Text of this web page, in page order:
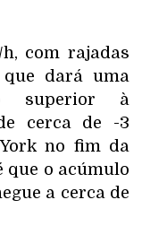
com rajadas
dará uma
superior à
cerca de -3
no fim da
que o acúmulo
a cerca de